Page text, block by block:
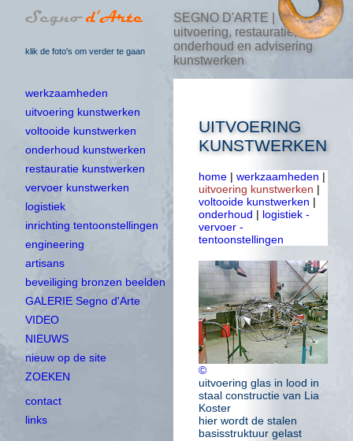
klik de foto's om verder te gaan
SEGNO D'ARTE |
uitvoering, restauratie,
onderhoud en advisering
kunstwerken
werkzaamheden
uitvoering kunstwerken
voltooide kunstwerken
onderhoud kunstwerken
restauratie kunstwerken
vervoer kunstwerken
logistiek
inrichting tentoonstellingen
engineering
artisans
beveiliging bronzen beelden
GALERIE Segno d'Arte
VIDEO
NIEUWS
nieuw op de site
ZOEKEN
contact
links
UITVOERING
KUNSTWERKEN
home | werkzaamheden |
uitvoering kunstwerken |
voltooide kunstwerken |
onderhoud | logistiek -
vervoer -
tentoonstellingen
©
uitvoering glas in lood in
staal constructie van Lia
Koster
hier wordt de stalen
basisstruktuur gelast